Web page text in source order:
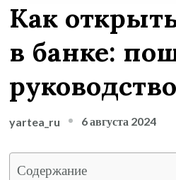
Как
в банке:
руководство
yartea_ru 6 августа 2024
Содержание